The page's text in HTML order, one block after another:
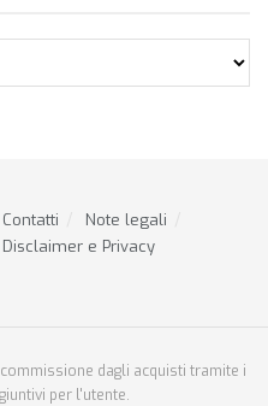
Contatti
Note legali
Disclaimer e Privacy
dagli acquisti tramite i
per l'utente.